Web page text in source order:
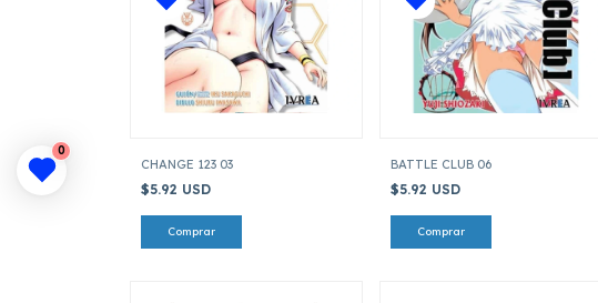
CHANGE 123 03
$5.92 USD
BATTLE CLUB 06
$5.92 USD
0